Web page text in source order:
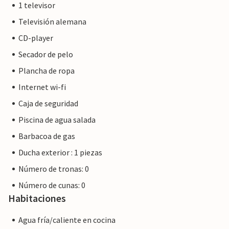
minutos a pie. Entre Cala Millor y Cala Ratjada hay otras
hermosas calas y las famosas Cuevas de Artà. El pueblo del
kilómetros para visitas espontáneas.
Nota: Esta propiedad está gestionada por un propietario
UE en materia de consumo. Sin embargo, puede estar
seguro de que le proporcionaremos el mismo nivel de
alojamiento con un propietario profesional.
1 televisor
Televisión alemana
CD-player
Secador de pelo
Plancha de ropa
Internet wi-fi
Caja de seguridad
Piscina de agua salada
Barbacoa de gas
Ducha exterior : 1 piezas
Número de tronas: 0
Número de cunas: 0
Habitaciones
Agua fría/caliente en cocina